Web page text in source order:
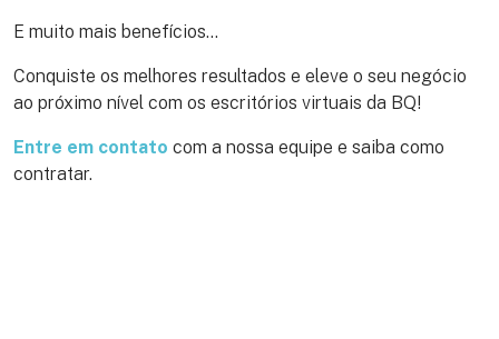
E muito mais benefícios…
Conquiste os melhores resultados e eleve o seu negócio
ao próximo nível com os escritórios virtuais da BQ!
Entre em contato com a nossa equipe e saiba como
contratar.